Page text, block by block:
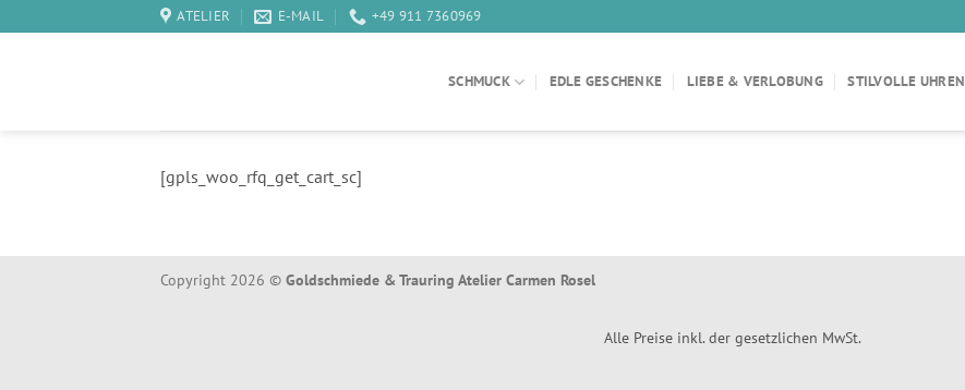
Inhalt
ATELIER E-MAIL +49 911 7360969
SCHMUCK EDLE GESCHENKE LIEBE & VERLOBUNG STILVOLLE UHREN
[gpls_woo_rfq_get_cart_sc]
Copyright 2026 © Goldschmiede & Trauring Atelier Carmen Rosel
Alle Preise inkl. der gesetzlichen MwSt.